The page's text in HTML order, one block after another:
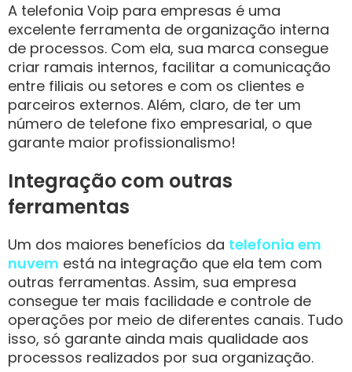
A telefonia Voip para empresas é uma
excelente ferramenta de organização interna
de processos. Com ela, sua marca consegue
criar ramais internos, facilitar a comunicação
entre filiais ou setores e com os clientes e
parceiros externos. Além, claro, de ter um
número de telefone fixo empresarial, o que
garante maior profissionalismo!
Integração com outras
ferramentas
Um dos maiores benefícios da telefonia em
nuvem está na integração que ela tem com
outras ferramentas. Assim, sua empresa
consegue ter mais facilidade e controle de
operações por meio de diferentes canais. Tudo
isso, só garante ainda mais qualidade aos
processos realizados por sua organização.